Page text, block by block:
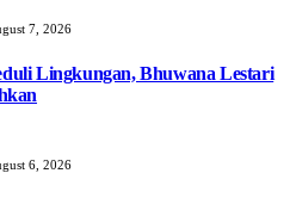
7, 2026
Lingkungan, Bhuwana Lestari
6, 2026